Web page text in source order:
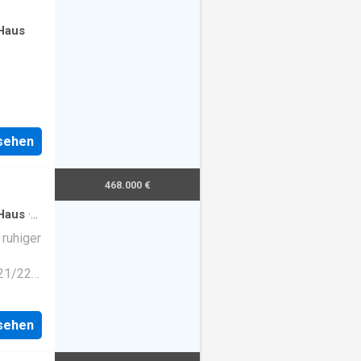
·
22
und
468.000 €